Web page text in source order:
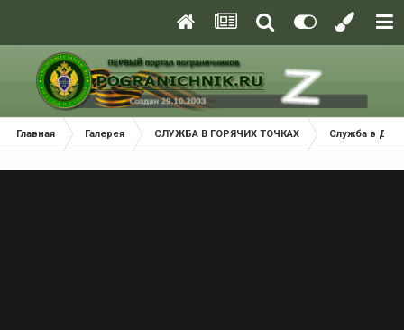
Главная Галерея СЛУЖБА В ГОРЯЧИХ ТОЧКАХ Служба в ДРА